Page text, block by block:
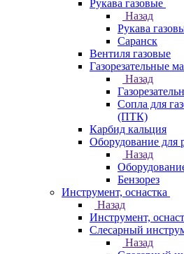
Рукава газовые
Назад
Рукава
Саранск
Вентиля газовые
Газорезательные
Назад
Сопла для
(ПТК)
Карбид кальция
Оборудование для
Назад
Бензорез
Инструмент, оснастка
Назад
Инструмент,
Слесарный
Назад